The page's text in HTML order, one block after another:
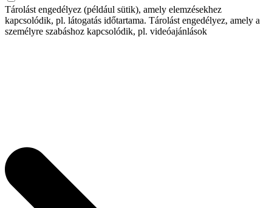
Tárolást engedélyez (például sütik), amely elemzésekhez
kapcsolódik, pl. látogatás időtartama. Tárolást engedélyez, amely a
személyre szabáshoz kapcsolódik, pl. videóajánlások